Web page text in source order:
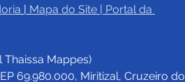
| Mapa do Site | Portal da
Thaissa Mappes)
69.980.000, Miritizal, Cruzeiro do